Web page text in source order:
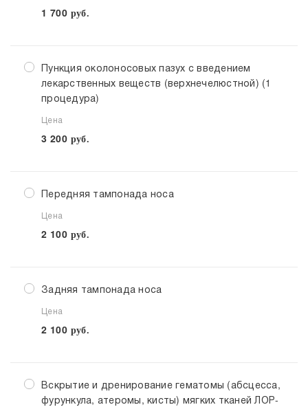
1 700 руб.
Пункция околоносовых пазух с введением
лекарственных веществ (верхнечелюстной) (1
процедура)
Цена
3 200 руб.
Передняя тампонада носа
Цена
2 100 руб.
Задняя тампонада носа
Цена
2 100 руб.
Вскрытие и дренирование гематомы (абсцесса,
фурункула, атеромы, кисты) мягких тканей ЛОР-